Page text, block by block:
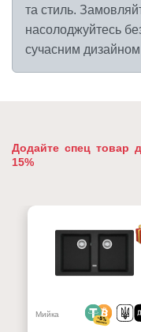
та стиль.
насолоджуйтесь
сучасним дизайном
Додайте спец товар
15%
Мийка